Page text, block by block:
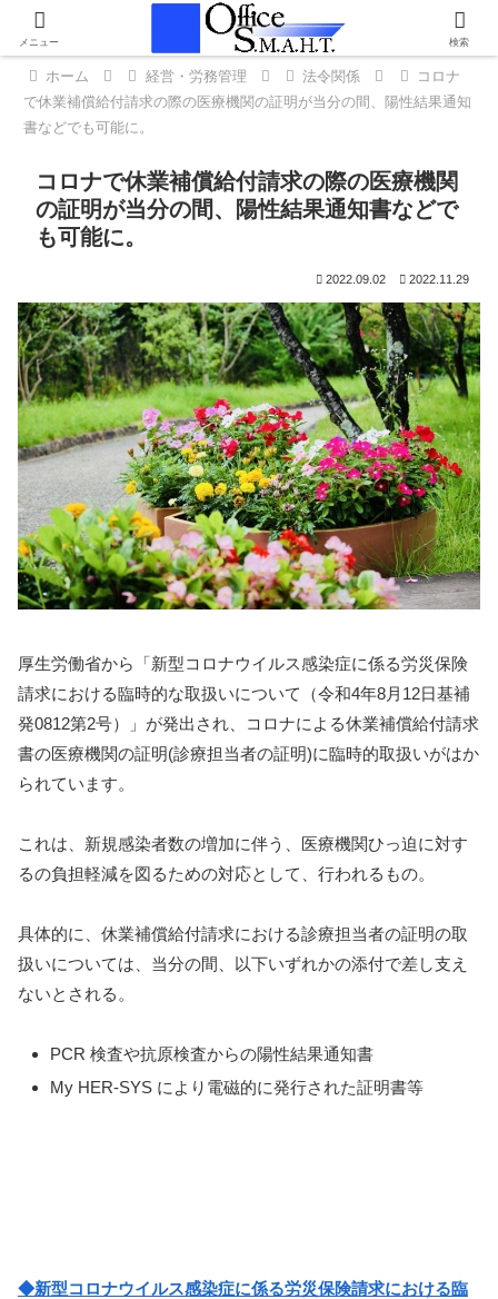
ホーム 経営・労務管理 法令関係
コロナ
で休業補償給付請求の際の医療機関の証明が当分の間、陽性結果通知
書などでも可能に。
コロナで休業補償給付請求の際の医療機関
の証明が当分の間、陽性結果通知書などで
も可能に。
2022.09.02 2022.11.29
厚生労働省から「新型コロナウイルス感染症に係る労災保険
請求における臨時的な取扱いについて（令和4年8月12日基補
発0812第2号）」が発出され、コロナによる休業補償給付請求
書の医療機関の証明(診療担当者の証明)に臨時的取扱いがはか
られています。
これは、新規感染者数の増加に伴う、医療機関ひっ迫に対す
るの負担軽減を図るための対応として、行われるもの。
具体的に、休業補償給付請求における診療担当者の証明の取
扱いについては、当分の間、以下いずれかの添付で差し支え
ないとされる。
PCR 検査や抗原検査からの陽性結果通知書
My HER-SYS により電磁的に発行された証明書等
◆新型コロナウイルス感染症に係る労災保険請求における臨
メニュー 検索